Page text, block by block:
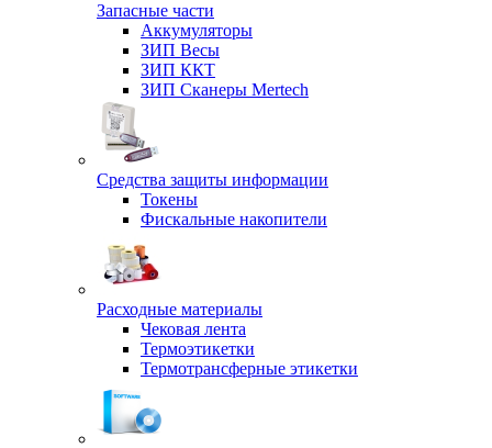
Запасные части
Аккумуляторы
ЗИП Весы
ЗИП ККТ
ЗИП Сканеры Mertech
Средства защиты информации
Токены
Фискальные накопители
Расходные материалы
Чековая лента
Термоэтикетки
Термотрансферные этикетки